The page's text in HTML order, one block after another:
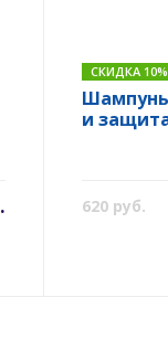
СКИДКА 10%
и
620 руб.